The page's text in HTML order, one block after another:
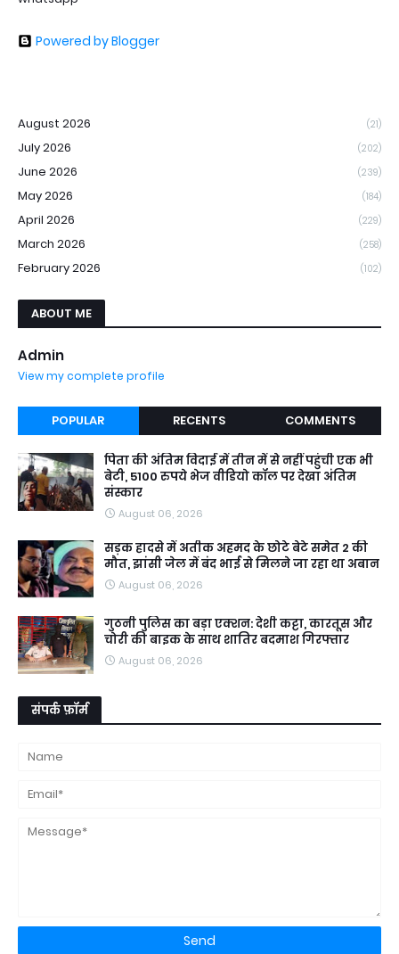
Powered by Blogger
August 2026 (21)
July 2026 (202)
June 2026 (239)
May 2026 (184)
April 2026 (229)
March 2026 (258)
February 2026 (102)
ABOUT ME
Admin
View my complete profile
POPULAR RECENTS COMMENTS
पिता की अंतिम विदाई में तीन में से नहीं पहुंची एक भी
बेटी, 5100 रुपये भेज वीडियो कॉल पर देखा अंतिम
संस्कार
August 06, 2026
सड़क हादसे में अतीक अहमद के छोटे बेटे समेत 2 की
मौत, झांसी जेल में बंद भाई से मिलने जा रहा था अबान
August 06, 2026
गुठनी पुलिस का बड़ा एक्शन: देशी कट्टा, कारतूस और
चोरी की बाइक के साथ शातिर बदमाश गिरफ्तार
August 06, 2026
संपर्क फ़ॉर्म